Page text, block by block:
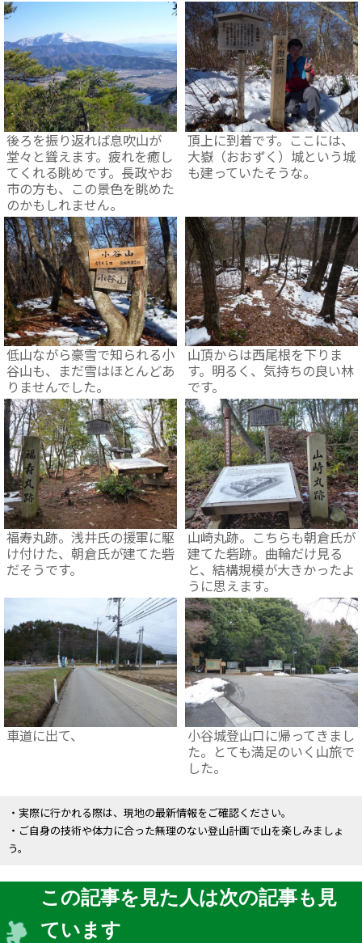
後ろを振り返れば息吹山が
堂々と聳えます。疲れを癒し
てくれる眺めです。長政やお
市の方も、この景色を眺めた
のかもしれません。
頂上に到着です。ここには、
大嶽（おおずく）城という城
も建っていたそうな。
低山ながら豪雪で知られる小
谷山も、まだ雪はほとんどあ
りませんでした。
山頂からは西尾根を下りま
す。明るく、気持ちの良い林
です。
福寿丸跡。浅井氏の援軍に駆
け付けた、朝倉氏が建てた砦
だそうです。
山崎丸跡。こちらも朝倉氏が
建てた砦跡。曲輪だけ見る
と、結構規模が大きかったよ
うに思えます。
車道に出て、
小谷城登山口に帰ってきまし
た。とても満足のいく山旅で
した。
・実際に行かれる際は、現地の最新情報をご確認ください。
・ご自身の技術や体力に合った無理のない登山計画で山を楽しみましょ
う。
この記事を見た人は次の記事も見
ています